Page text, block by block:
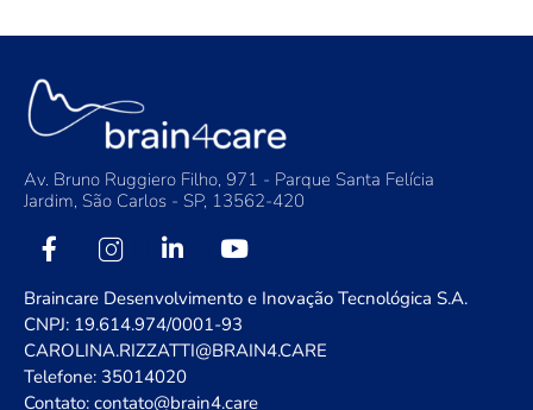
Av. Bruno Ruggiero Filho, 971 - Parque Santa Felícia
Jardim, São Carlos - SP, 13562-420
Braincare Desenvolvimento e Inovação Tecnológica S.A.
CNPJ: 19.614.974/0001-93
CAROLINA.RIZZATTI@BRAIN4.CARE
Telefone: 35014020
Contato: contato@brain4.care